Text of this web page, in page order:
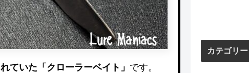
ていた「クローラーベイト」 です。
カテゴリー